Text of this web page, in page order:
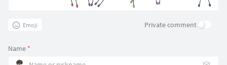
Emoji Private comment
Name *